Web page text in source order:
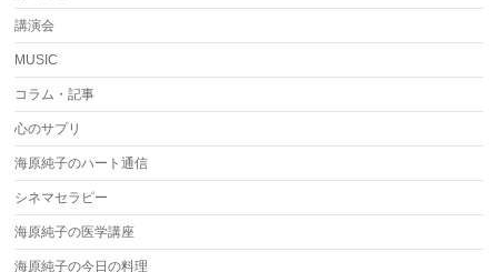
講演会
MUSIC
コラム・記事
心のサプリ
海原純子のハート通信
シネマセラピー
海原純子の医学講座
海原純子の今日の料理